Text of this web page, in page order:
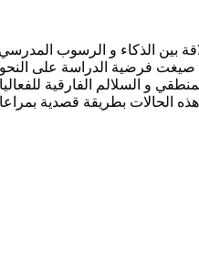
بين الذكاء و الرسوب
. صيغت فرضية الدراسة على
الحالات بطريقة قصدية